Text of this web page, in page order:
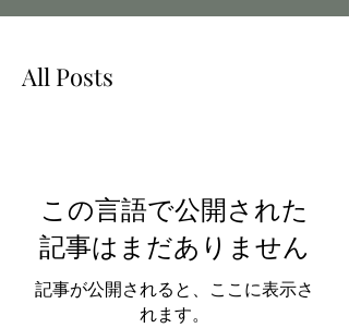
All Posts
この言語で公開された
記事はまだありません
記事が公開されると、ここに表示さ
れます。